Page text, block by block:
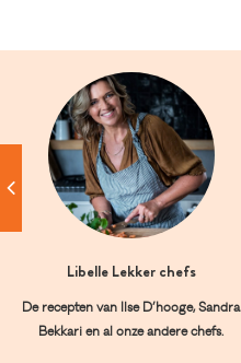
Libelle Lekker chefs
De recepten van Ilse D’hooge, Sandra
Bekkari en al onze andere chefs.